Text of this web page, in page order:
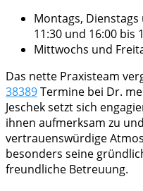
Montags,
11:30 und 16:00 bis
Mittwochs und
Das nette Praxisteam
38389Termine bei Dr.
Jeschek setzt sich
ihnen aufmerksam zu
vertrauenswürdige
besonders seine
freundliche Betreuung.